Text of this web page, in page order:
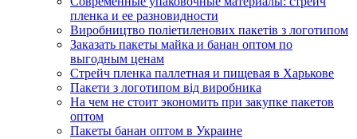
пленка и ее разновидности
Виробництво поліетиленових пакетів з логотипом
Заказать пакеты майка и банан оптом по
выгодным ценам
Стрейч пленка паллетная и пищевая в Харькове
Пакети з логотипом від виробника
На чем не стоит экономить при закупке пакетов
оптом
Пакеты банан оптом в Украине